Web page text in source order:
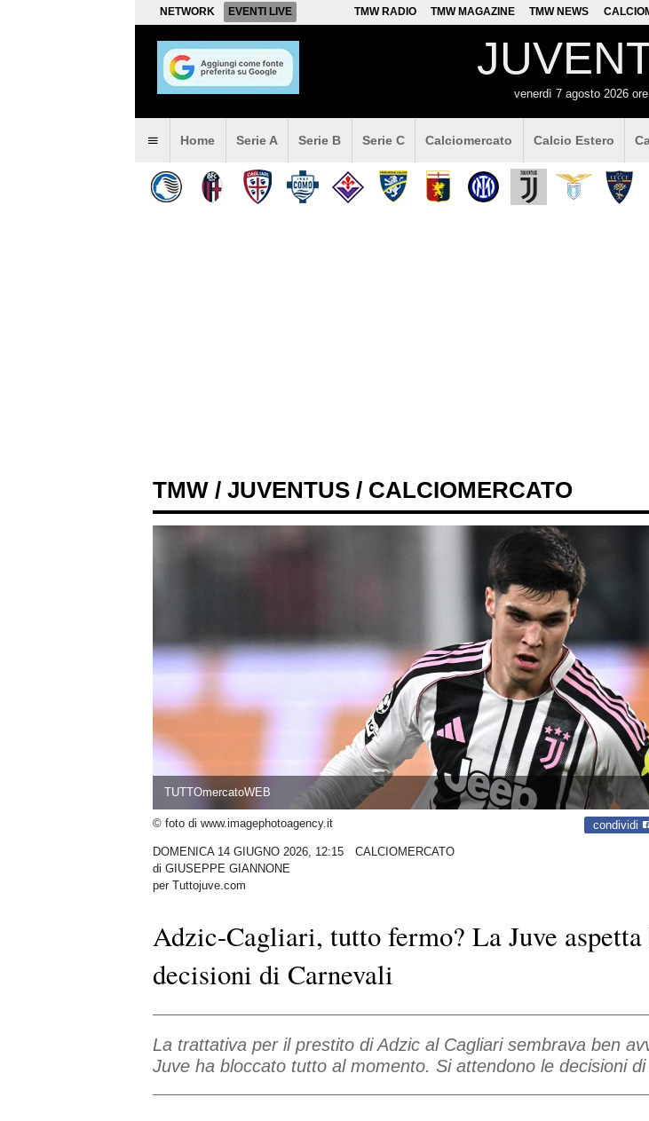
NETWORK EVENTI LIVE TMW RADIO TMW MAGAZINE TMW NEWS
venerdì 7 agosto 2026
Home Serie A Serie B Serie C Calciomercato Calcio Estero
TMW / JUVENTUS / CALCIOMERCATO
TUTTOmercatoWEB
© foto di www.imagephotoagency.it condividi
DOMENICA 14 GIUGNO 2026, 12:15
CALCIOMERCATO
di GIUSEPPE GIANNONE
per Tuttojuve.com
Adzic-Cagliari, tutto fermo? La Juve aspetta
decisioni di Carnevali
La trattativa per il prestito di Adzic al Cagliari sembrava ben
Juve ha bloccato tutto al momento. Si attendono le decisioni di